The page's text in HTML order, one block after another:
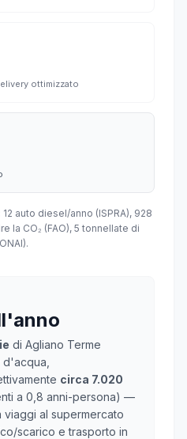
ottimizzato
12 auto diesel/anno (ISPRA), 928
la CO₂ (FAO), 5 tonnellate di
di Agliano Terme
circa 7.020
a 0,8 anni-persona) —
al supermercato
scarico e trasporto in